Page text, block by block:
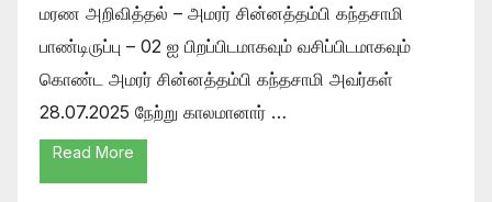
மரண அறிவித்தல் – அமரர் சின்னத்தம்பி கந்தசாமி
பாண்டிருப்பு – 02 ஐ பிறப்பிடமாகவும் வசிப்பிடமாகவும்
கொண்ட அமரர் சின்னத்தம்பி கந்தசாமி அவர்கள்
28.07.2025 நேற்று காலமானார் …
Read More